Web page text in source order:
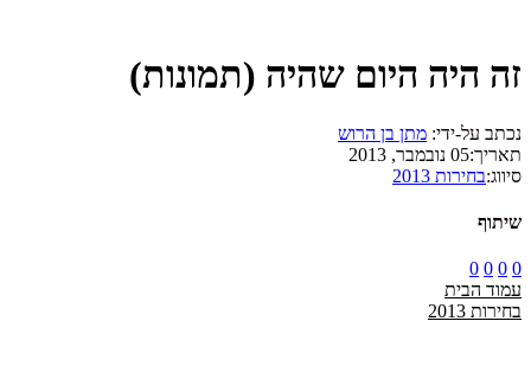
זה היה היום שהיה (תמונות)
נכתב על-ידי: מתן בן הרוש
תאריך:05 נובמבר, 2013
סיווג:בחירות 2013
שיתוף
0
0
0
0
עמוד הבית
בחירות 2013